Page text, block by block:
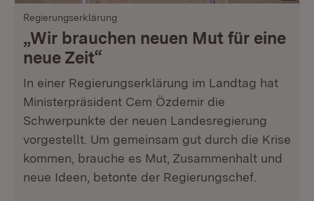
Regierungserklärung
„Wir brauchen neuen Mut für eine
neue Zeit“
In einer Regierungserklärung im Landtag hat
Ministerpräsident Cem Özdemir die
Schwerpunkte der neuen Landesregierung
vorgestellt. Um gemeinsam gut durch die Krise
kommen, brauche es Mut, Zusammenhalt und
neue Ideen, betonte der Regierungschef.